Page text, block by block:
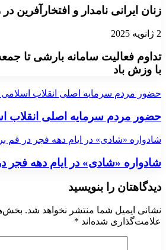
زنان ایرانی نامدار و افتخارآفرین
2 ژانویه 2025
تداوم فعالیت سامانه بارشی تا
با وزش باد
حضور مردم سرمایه اصلی انقلاب
حضور مردم سرمایه اصلی انقلاب
شادواره «شادی» در ایام دهه فجر در قم
شادواره «شادی» در ایام دهه فجر
دیدگاهتان را بنویسید
نشانی ایمیل شما منتشر نخواهد شد.
علامت‌گذاری شده‌اند *